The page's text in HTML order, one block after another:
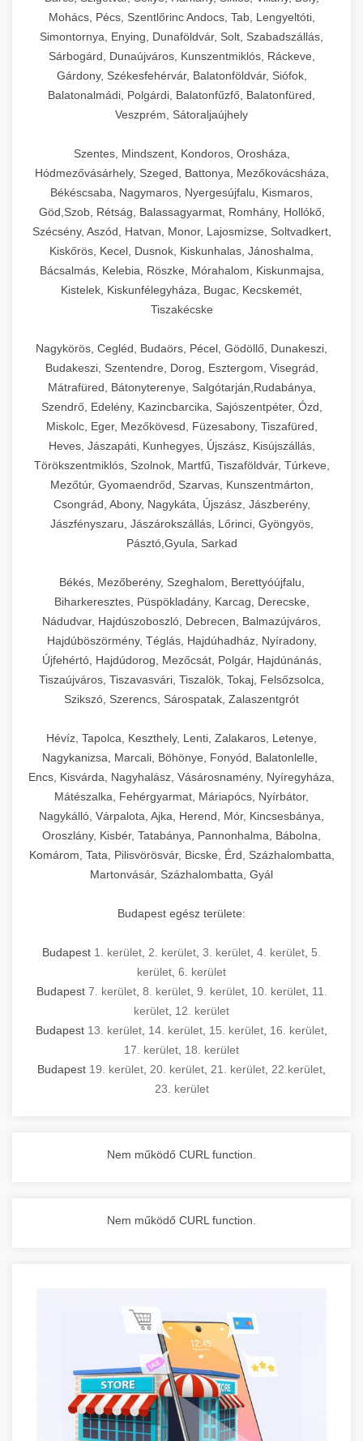
Mohács, Pécs, Szentlőrinc Andocs, Tab, Lengyeltóti,
Simontornya, Enying, Dunaföldvár, Solt, Szabadszállás,
Sárbogárd, Dunaújváros, Kunszentmiklós, Ráckeve,
Gárdony, Székesfehérvár, Balatonföldvár, Siófok,
Balatonalmádi, Polgárdi, Balatonfűzfő, Balatonfüred,
Veszprém, Sátoraljaújhely
Szentes, Mindszent, Kondoros, Orosháza,
Hódmezővásárhely, Szeged, Battonya, Mezőkovácsháza,
Békéscsaba, Nagymaros, Nyergesújfalu, Kismaros,
Göd,Szob, Rétság, Balassagyarmat, Romhány, Hollókő,
Szécsény, Aszód, Hatvan, Monor, Lajosmizse, Soltvadkert,
Kiskőrös, Kecel, Dusnok, Kiskunhalas, Jánoshalma,
Bácsalmás, Kelebia, Röszke, Mórahalom, Kiskunmajsa,
Kistelek, Kiskunfélegyháza, Bugac, Kecskemét,
Tiszakécske
Nagykörös, Cegléd, Budaörs, Pécel, Gödöllő, Dunakeszi,
Budakeszi, Szentendre, Dorog, Esztergom, Visegrád,
Mátrafüred, Bátonyterenye, Salgótarján,Rudabánya,
Szendrő, Edelény, Kazincbarcika, Sajószentpéter, Ózd,
Miskolc, Eger, Mezőkövesd, Füzesabony, Tiszafüred,
Heves, Jászapáti, Kunhegyes, Újszász, Kisújszállás,
Törökszentmiklós, Szolnok, Martfű, Tiszaföldvár, Túrkeve,
Mezőtúr, Gyomaendrőd, Szarvas, Kunszentmárton,
Csongrád, Abony, Nagykáta, Újszász, Jászberény,
Jászfényszaru, Jászárokszállás, Lőrinci, Gyöngyös,
Pásztó,Gyula, Sarkad
Békés, Mezőberény, Szeghalom, Berettyóújfalu,
Biharkeresztes, Püspökladány, Karcag, Derecske,
Nádudvar, Hajdúszoboszló, Debrecen, Balmazújváros,
Hajdúböszörmény, Téglás, Hajdúhadház, Nyíradony,
Újfehértó, Hajdúdorog, Mezőcsát, Polgár, Hajdúnánás,
Tiszaújváros, Tiszavasvári, Tiszalök, Tokaj, Felsőzsolca,
Szikszó, Szerencs, Sárospatak, Zalaszentgrót
Hévíz, Tapolca, Keszthely, Lenti, Zalakaros, Letenye,
Nagykanizsa, Marcali, Böhönye, Fonyód, Balatonlelle,
Encs, Kisvárda, Nagyhalász, Vásárosnamény, Nyíregyháza,
Mátészalka, Fehérgyarmat, Máriapócs, Nyírbátor,
Nagykálló, Várpalota, Ajka, Herend, Mór, Kincsesbánya,
Oroszlány, Kisbér, Tatabánya, Pannonhalma, Bábolna,
Komárom, Tata, Pilisvörösvár, Bicske, Érd, Százhalombatta,
Martonvásár, Százhalombatta, Gyál
Budapest egész területe:
Budapest 1. kerület 2. kerület 3. kerület 4. kerület 5.
kerület 6. kerület
Budapest 7. kerület, 8. kerület, 9. kerület, 10. kerület, 11.
kerület 12. kerület
Budapest 13. kerület 14. kerület 15. kerület 16. kerület
17. kerület 18. kerület
Budapest 19. kerület 20. kerület 21. kerület 22.kerület
23. kerület
Nem működő CURL function.
Nem működő CURL function.